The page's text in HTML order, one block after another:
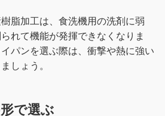
脂加工は、食洗機用の洗剤に弱
れて機能が発揮できなくなりま
パンを選ぶ際は、衝撃や熱に強い
しょう。
で選ぶ